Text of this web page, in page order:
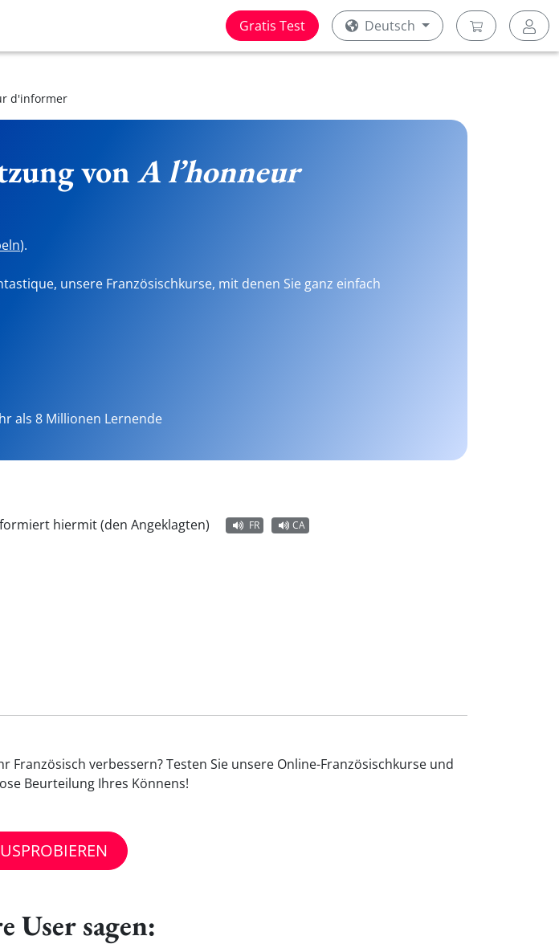
Gratis Test Deutsch
d'informer
vonA l’honneur
).
unsere Französischkurse, mit denen Sie ganz einfach
als 8 Millionen Lernende
hiermit (den Angeklagten) FR CA
verbessern? Testen Sie unsere Online-Französischkurse und
Beurteilung Ihres Könnens!
User sagen: